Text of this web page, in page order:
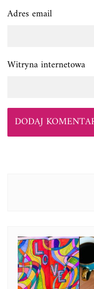
Adres email
Witryna internetowa